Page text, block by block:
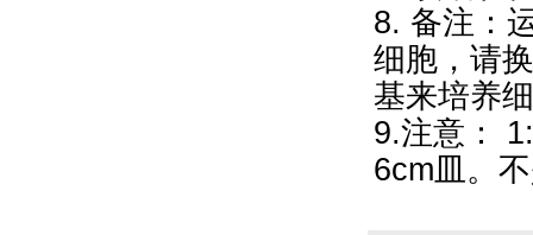
8. 备注：
细胞，请
基来培养
9.注意：
6cm皿。